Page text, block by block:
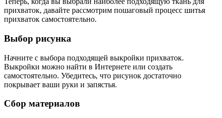
прихваток, давайте рассмотрим пошаговый процесс шитья
прихваток самостоятельно.
Выбор рисунка
Начните с выбора подходящей выкройки прихваток.
Выкройки можно найти в Интернете или создать
самостоятельно. Убедитесь, что рисунок достаточно
покрывает ваши руки и запястья.
Сбор материалов